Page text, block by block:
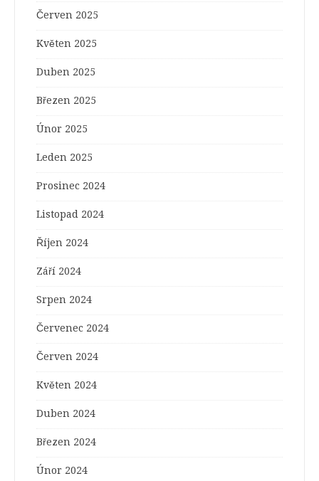
Červen 2025
Květen 2025
Duben 2025
Březen 2025
Únor 2025
Leden 2025
Prosinec 2024
Listopad 2024
Říjen 2024
Září 2024
Srpen 2024
Červenec 2024
Červen 2024
Květen 2024
Duben 2024
Březen 2024
Únor 2024